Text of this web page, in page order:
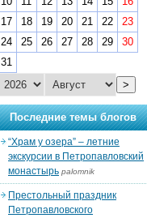
17
18 19 20 21 22
23
24
25 26 27 28 29
30
31
>
Последние темы блогов
“Храм у озера” – летние
экскурсии в Петропавловский
монастырь palomnik
Престольный праздник
Петропавловского